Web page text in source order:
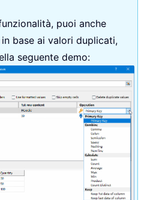
puoi anche
base ai valori duplicati,
seguente demo: